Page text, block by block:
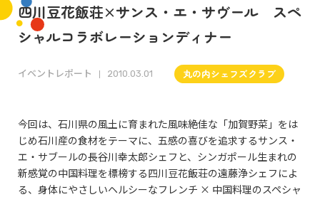
四川豆花飯荘×サンス・エ・サヴール スペ
シャルコラボレーションディナー
イベントレポート 2010.03.01 丸の内シェフズクラブ
今回は、石川県の風土に育まれた風味絶佳な「加賀野菜」をは
じめ石川産の食材をテーマに、五感の喜びを追求するサンス・
エ・サブールの長谷川幸太郎シェフと、シンガポール生まれの
新感覚の中国料理を標榜する四川豆花飯荘の遠藤浄シェフによ
る、身体にやさしいヘルシーなフレンチ × 中国料理のスペシャ